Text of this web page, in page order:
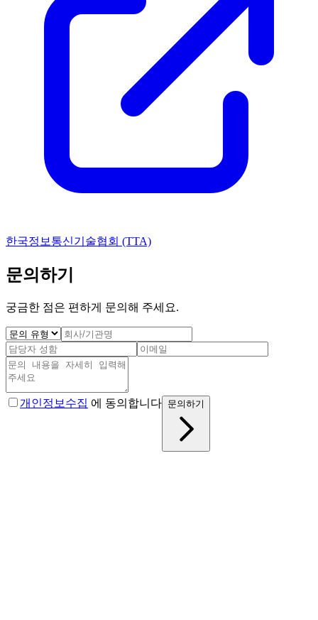
한국정보통신기술협회 (TTA)
문의하기
궁금한 점은 편하게 문의해 주세요.
개인정보수집 에 동의합니다 문의하기